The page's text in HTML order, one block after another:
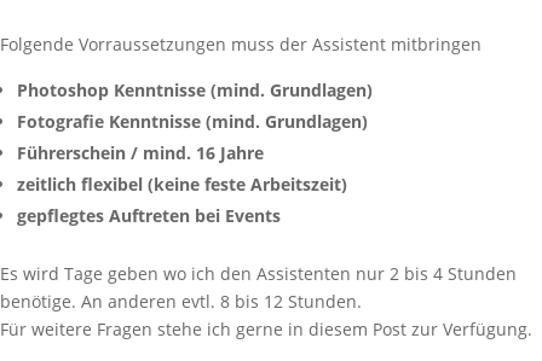
Folgende Vorraussetzungen muss der Assistent mitbringen
Photoshop Kenntnisse (mind. Grundlagen)
Fotografie Kenntnisse (mind. Grundlagen)
Führerschein / mind. 16 Jahre
zeitlich flexibel (keine feste Arbeitszeit)
gepflegtes Auftreten bei Events
Es wird Tage geben wo ich den Assistenten nur 2 bis 4 Stunden
benötige. An anderen evtl. 8 bis 12 Stunden.
Für weitere Fragen stehe ich gerne in diesem Post zur Verfügung.